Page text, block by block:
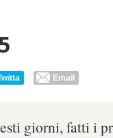
Email
giorni, fatti i